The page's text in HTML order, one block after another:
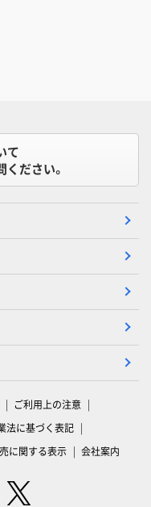
て
ださい。
ご利用上の注意
法に基づく表記
に関する表示 会社案内